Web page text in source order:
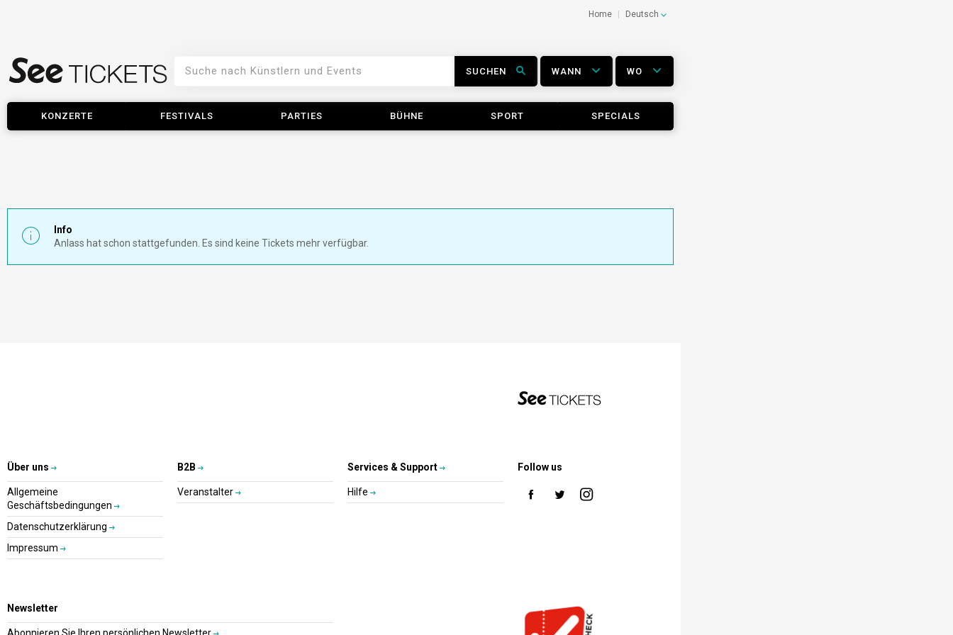
Home Deutsch
SUCHEN WANN WO
KONZERTE FESTIVALS PARTIES BÜHNE SPORT SPECIALS
Info
Anlass hat schon stattgefunden. Es sind keine Tickets mehr verfügbar.
Über uns
Allgemeine
Geschäftsbedingungen
Datenschutzerklärung
Impressum
B2B
Veranstalter
Services & Support
Hilfe
Follow us
Newsletter